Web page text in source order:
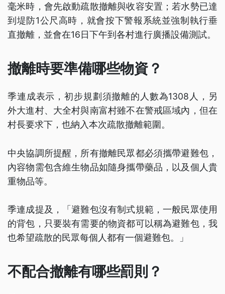
毫米時，會先啟動疏散撤離與收容安置；若水勢已達
到堤防1公尺高時，就會按下警報系統並強制執行垂
直撤離，並會在16日下午到各村進行廣播設備測試。
撤離時要準備哪些物資？
季連成表示，初步規劃須撤離的人數為1308人，另
外大進村、大全村與南富村雖不在警戒區域內，但在
村長要求下，也納入本次疏散撤離範圍。
中央協調所提醒，所有撤離民眾都必須攜帶避難包，
內容物需包含維生物品如隨身攜帶藥品，以及個人貴
重物品等。
季連成提及，「避難包沒有制式規範，一般民眾使用
的背包，只要裝有需要的物資都可以稱為避難包，我
也希望疏散的民眾每個人都有一個避難包。」
不配合撤離有哪些罰則？